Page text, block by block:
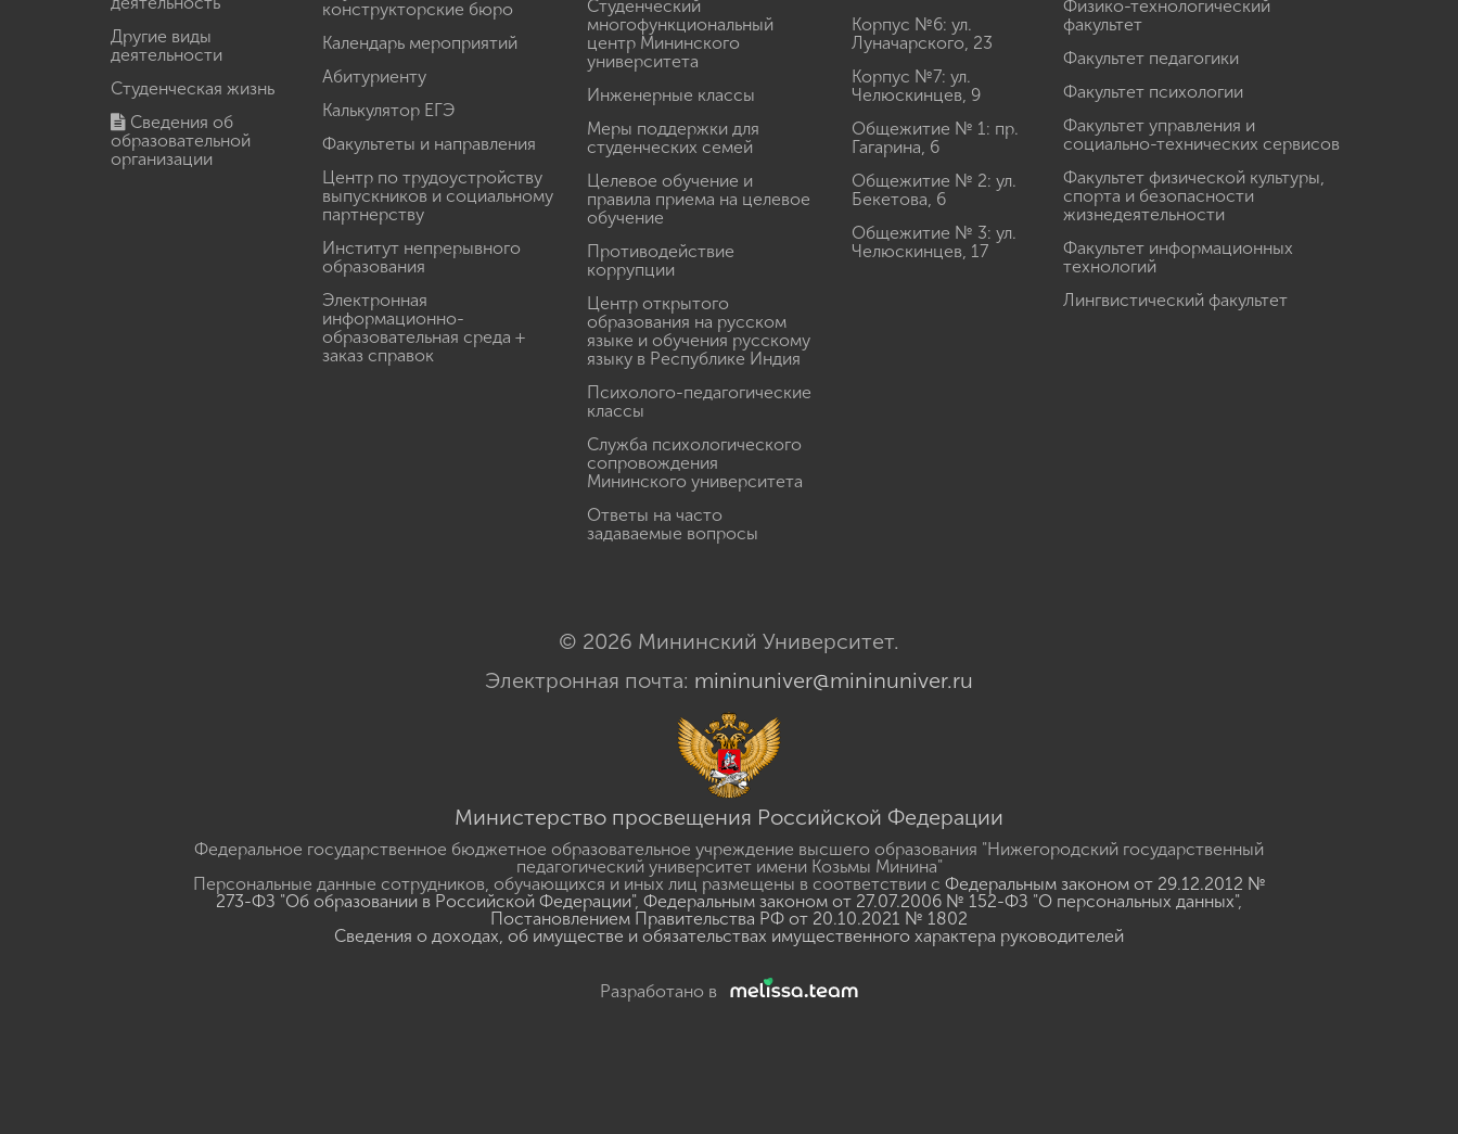
Другие виды
деятельности
Студенческая жизнь
Сведения об
образовательной
организации
конструкторские бюро
Календарь мероприятий
Абитуриенту
Калькулятор ЕГЭ
Факультеты и направления
Центр по трудоустройству
выпускников и социальному
партнерству
Институт непрерывного
образования
Электронная
информационно-
образовательная среда +
заказ справок
Студенческий
многофункциональный
центр Мининского
университета
Инженерные классы
Меры поддержки для
студенческих семей
Целевое обучение и
правила приема на целевое
обучение
Противодействие
коррупции
Центр открытого
образования на русском
языке и обучения русскому
языку в Республике Индия
Психолого-педагогические
классы
Служба психологического
сопровождения
Мининского университета
Ответы на часто
задаваемые вопросы
Корпус №6: ул.
Луначарского, 23
Корпус №7: ул.
Челюскинцев, 9
Общежитие № 1: пр.
Гагарина, 6
Общежитие № 2: ул.
Бекетова, 6
Общежитие № 3: ул.
Челюскинцев, 17
Физико-технологический
факультет
Факультет педагогики
Факультет психологии
Факультет управления и
социально-технических сервисов
Факультет физической культуры,
спорта и безопасности
жизнедеятельности
Факультет информационных
технологий
Лингвистический факультет
© 2026 Мининский Университет.
Электронная почта: mininuniver@mininuniver.ru
Министерство просвещения Российской Федерации
Федеральное государственное бюджетное образовательное учреждение высшего образования "Нижегородский государственный
педагогический университет имени Козьмы Минина"
Персональные данные сотрудников, обучающихся и иных лиц размещены в соответствии с Федеральным законом от 29.12.2012 №
273-ФЗ "Об образовании в Российской Федерации", Федеральным законом от 27.07.2006 № 152-ФЗ "О персональных данных",
Постановлением Правительства РФ от 20.10.2021 № 1802
Сведения о доходах, об имуществе и обязательствах имущественного характера руководителей
Разработано в